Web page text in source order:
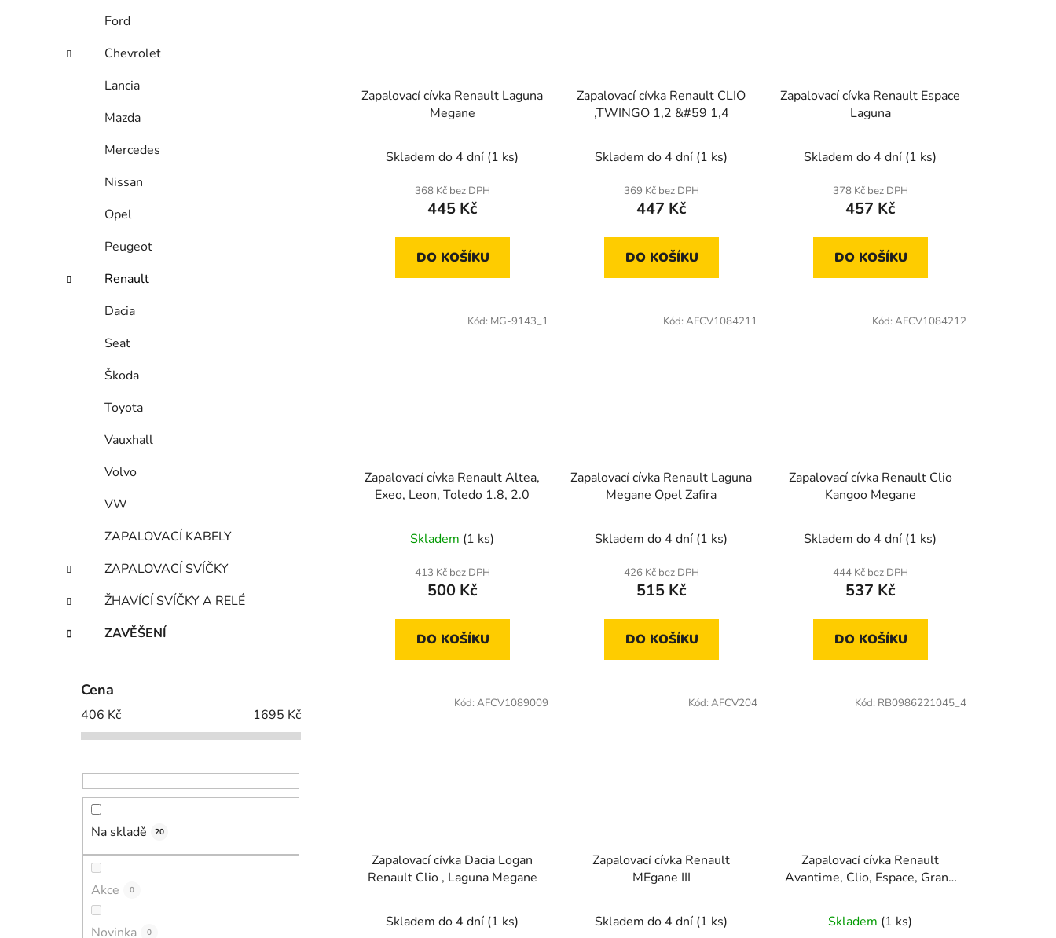
Ford
Chevrolet
Lancia
Mazda
Mercedes
Nissan
Opel
Peugeot
Renault
Dacia
Seat
Škoda
Toyota
Vauxhall
Volvo
VW
ZAPALOVACÍ KABELY
ZAPALOVACÍ SVÍČKY
ŽHAVÍCÍ SVÍČKY A RELÉ
ZAVĚŠENÍ
Cena
406 Kč 1695 Kč
Na skladě 20
Akce 0
Novinka 0
Zapalovací cívka Renault Laguna
Megane
Skladem do 4 dní (1 ks)
368 Kč bez DPH
445 Kč
DO KOŠÍKU
Zapalovací cívka Renault CLIO
,TWINGO 1,2 &#59 1,4
Skladem do 4 dní (1 ks)
369 Kč bez DPH
447 Kč
DO KOŠÍKU
Zapalovací cívka Renault Espace
Laguna
Skladem do 4 dní (1 ks)
378 Kč bez DPH
457 Kč
DO KOŠÍKU
Zapalovací cívka Renault Altea,
Exeo, Leon, Toledo 1.8, 2.0
Skladem (1 ks)
413 Kč bez DPH
500 Kč
DO KOŠÍKU
Kód: MG-9143_1
Zapalovací cívka Renault Laguna
Megane Opel Zafira
Skladem do 4 dní (1 ks)
426 Kč bez DPH
515 Kč
DO KOŠÍKU
Kód: AFCV1084211
Zapalovací cívka Renault Clio
Kangoo Megane
Skladem do 4 dní (1 ks)
444 Kč bez DPH
537 Kč
DO KOŠÍKU
Kód: AFCV1084212
Zapalovací cívka Dacia Logan
Renault Clio , Laguna Megane
Skladem do 4 dní (1 ks)
Kód: AFCV1089009
Zapalovací cívka Renault
MEgane III
Skladem do 4 dní (1 ks)
Kód: AFCV204
Zapalovací cívka Renault
Avantime, Clio, Espace, Grand
Skladem (1 ks)
Kód: RB0986221045_4